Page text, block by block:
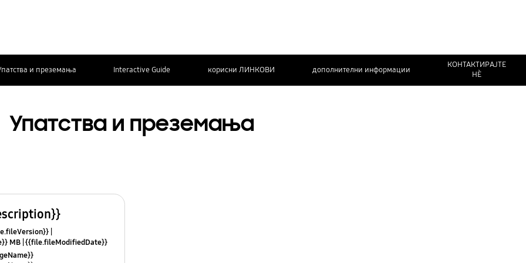
и преземања Interactive Guide корисни ЛИНКОВИ дополнителни информации
КОНТАКТИРАЈТЕ
НЀ
Упатства и преземања
MB {{file.fileModifiedDate}}